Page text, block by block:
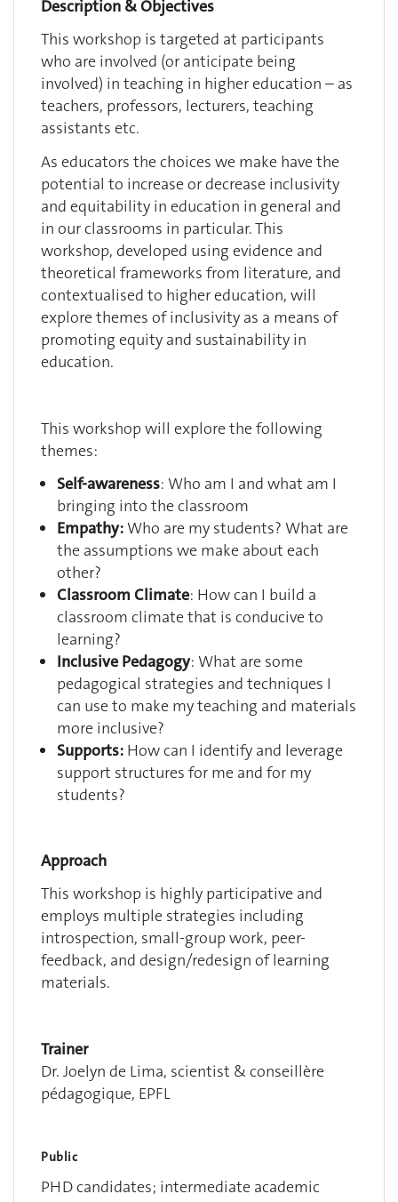
Description & Objectives
This workshop is targeted at participants
who are involved (or anticipate being
involved) in teaching in higher education – as
teachers, professors, lecturers, teaching
assistants etc.
As educators the choices we make have the
potential to increase or decrease inclusivity
and equitability in education in general and
in our classrooms in particular. This
workshop, developed using evidence and
theoretical frameworks from literature, and
contextualised to higher education, will
explore themes of inclusivity as a means of
promoting equity and sustainability in
education.
This workshop will explore the following
themes:
Self-awareness: Who am I and what am I
bringing into the classroom
Empathy:Who are my students? What are
the assumptions we make about each
other?
Classroom Climate: How can I build a
classroom climate that is conducive to
learning?
Inclusive Pedagogy: What are some
pedagogical strategies and techniques I
can use to make my teaching and materials
more inclusive?
Supports: How can I identify and leverage
support structures for me and for my
students?
Approach
This workshop is highly participative and
employs multiple strategies including
introspection, small-group work, peer-
feedback, and design/redesign of learning
materials.
Trainer
Dr. Joelyn de Lima, scientist & conseillère
pédagogique, EPFL
Public
PHD candidates; intermediate academic